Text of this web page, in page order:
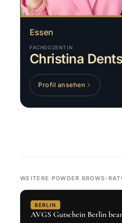
Essen
FACHDOZENTIN
Christina
Profil ansehen
WEITERE POWDER BROWS-
BERLIN
AVGS Gutschein Berlin